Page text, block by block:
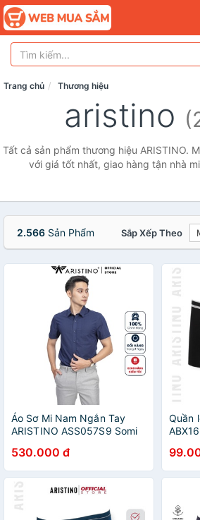
Trang chủ Thương hiệu
aristino
Tất cả sản phẩm thương hiệu ARISTINO.
với giá tốt nhất, giao hàng tận nhà
2.566 Sản Phẩm Sắp Xếp Theo
Áo Sơ Mi Nam Ngắn Tay
ARISTINO ASS057S9 Somi
Than Caro Chìm Dáng
Suông Tà Bằng Vải Sợi Tre
530.000 đ
Quần
chìm
khử